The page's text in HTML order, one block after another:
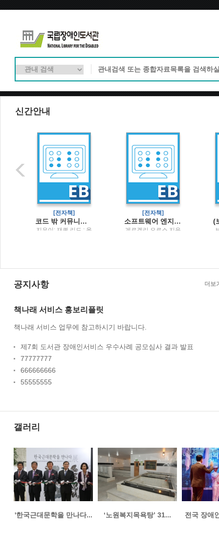
신간안내
[전자책]
코드 밖 커뮤니케이션팀원 온보딩부터 UML 활용법, 글쓰기 스킬, 원격 근무 노하우까지
지은이: 재퀴 리드 ; 옮
[전자책]
소프트웨어 엔지니어 가이드북주니어부터 리더까지, 소프트웨어 엔지니어라면 꼭 알아야 할 커리어 관리의 비법
게르겔리 오로스 지음
공지사항
책나래 서비스 홍보리플릿
책나래 서비스 업무에 참고하시기 바랍니다.
제7회 도서관 장애인서비스 우수사례 공모심사 결과 발표
77777777
666666666
55555555
더보
갤러리
'한국근대문학을 만나다... ‘노원복지목욕탕’ 31... 전국 장애